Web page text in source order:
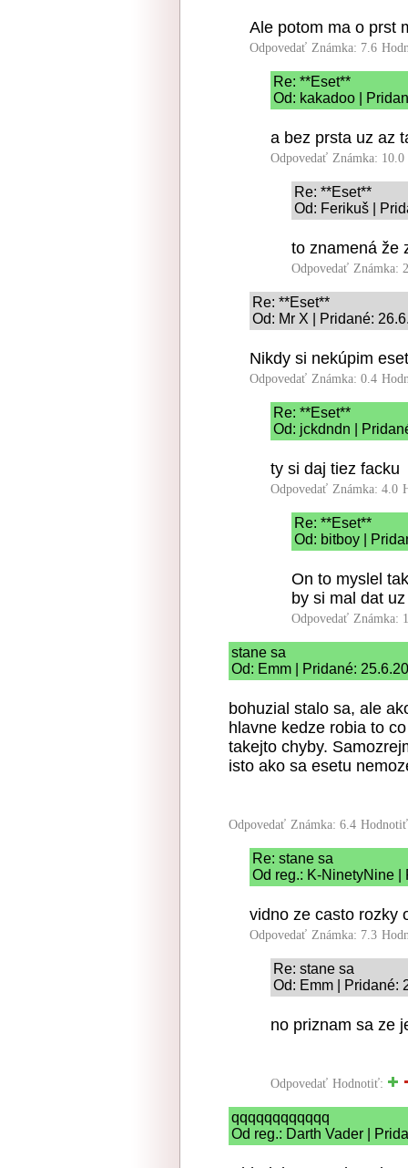
Ale potom ma o prst
Odpovedať Známka: 7.6
Re: **Eset**
Od: kakadoo |
a bez prsta uz az
Odpovedať Známka: 10.0
Re: **Eset**
Od: Ferikuš |
to znamená že
Odpovedať Známka:
Re: **Eset**
Od: Mr X | Pridané:
Nikdy si nekúpim
Odpovedať Známka: 0.4
Re: **Eset**
Od: jckdndn |
ty si daj tiez facku
Odpovedať Známka: 4.0
Re: **Eset**
Od: bitboy |
On to myslel
by si mal dat
Odpovedať Známka:
stane sa
Od: Emm | Pridané:
bohuzial stalo sa, ale
hlavne kedze robia to
takejto chyby.
isto ako sa esetu
Odpovedať Známka: 6.4
Re: stane sa
Od reg.: K-NinetyNine |
vidno ze casto rozky
Odpovedať Známka: 7.3
Re: stane sa
Od: Emm | Pridané:
no priznam sa ze
Odpovedať Hodnotiť:
qqqqqqqqqqqq
Od reg.: Darth Vader |